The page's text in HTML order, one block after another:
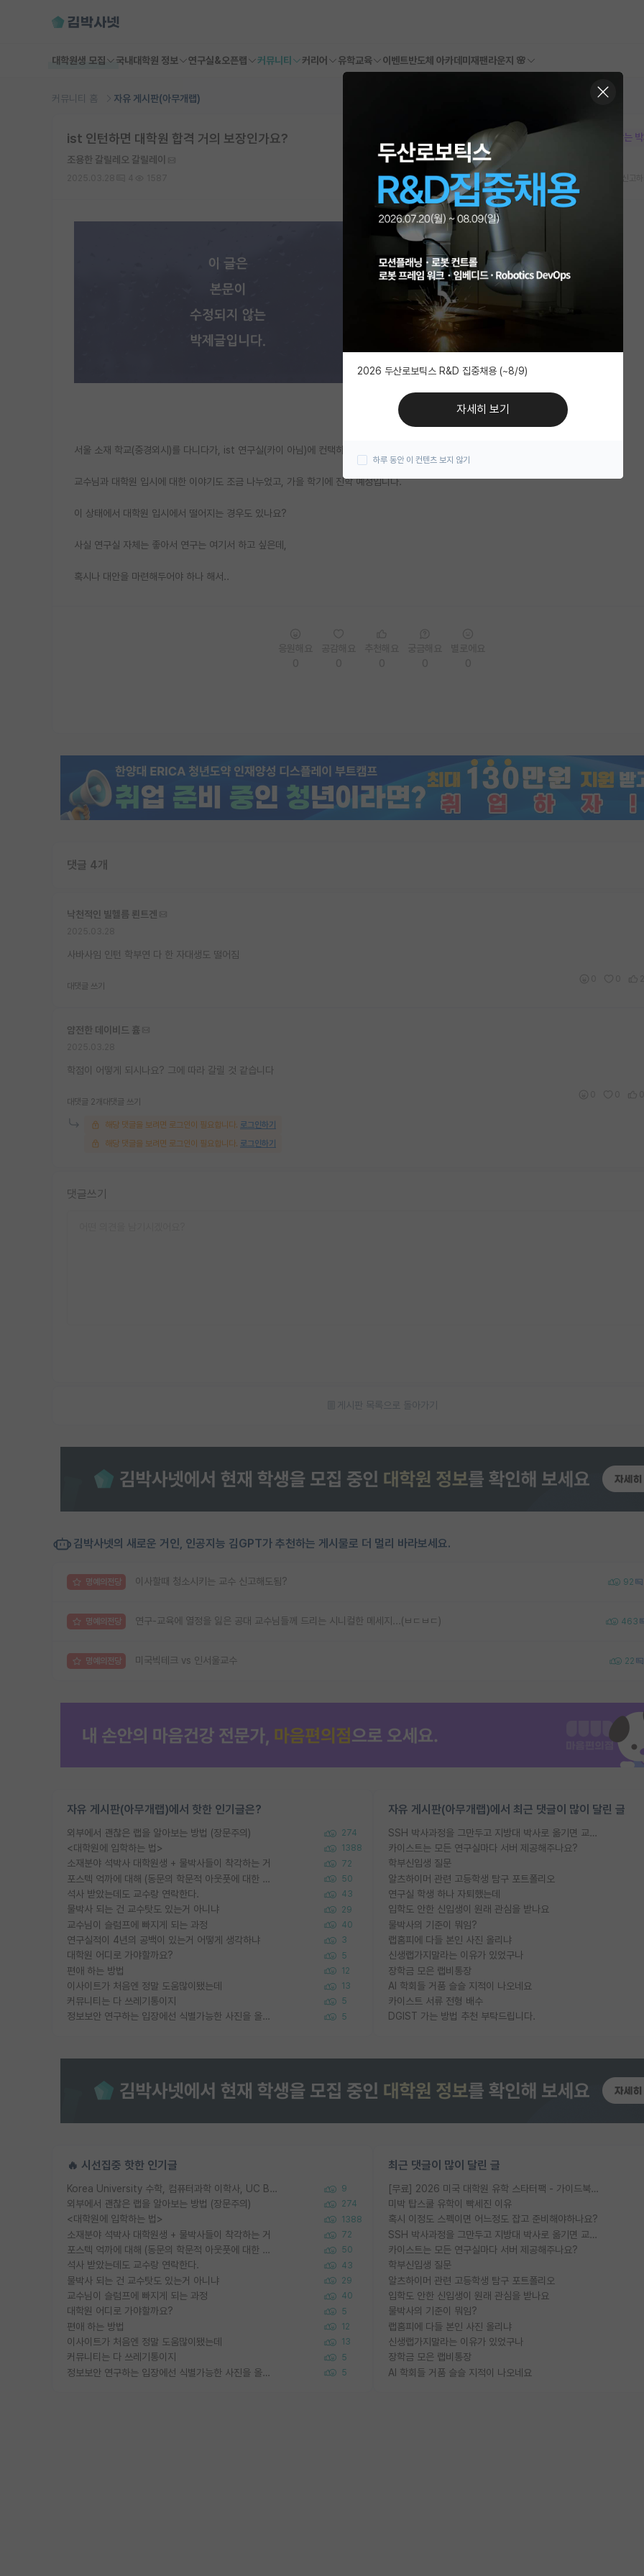
대학원생 모집 국내대학원 정보 연구실&오픈랩 커뮤니티 커리어 유학교육 이벤트반도체 아카데미 재팬라운지 🌸
커뮤니티 홈 자유 게시판(아무개랩)
본문이 수정되지 않는
ist 인턴하면 대학원 합격 거의 보장인가요?
조용한 갈릴레오 갈릴레이
서울 소재 학교(중경외시)를 다니다가, ist 연구실(카이 아님)에 컨택하여 인턴을 하고 있습니다.
교수님과 대학원 입시에 대한 이야기도 조금 나누었고, 가을 학기에 진학 예정입니다.
이 상태에서 대학원 입시에서 떨어지는 경우도 있나요?
사실 연구실 자체는 좋아서 연구는 여기서 하고 싶은데,
혹시나 대안을 마련해두어야 하나 해서..
댓글 4개
낙천적인 빌헬름 뢴트겐
사바사임 인턴 학부연 다 한 자대생도 떨어짐
대댓글 쓰기
얌전한 데이비드 흄
학점이 어떻게 되시나요? 그에 따라 갈릴 것 같습니다
대댓글 2개 대댓글 쓰기
해당 댓글을 보려면 로그인이 필요합니다. 로그인하기
해당 댓글을 보려면 로그인이 필요합니다. 로그인하기
댓글쓰기
게시판 목록으로 돌아가기
김박사넷의 새로운 거인, 인공지능 김GPT가 추천하는 게시물로 더 멀리 바라보세요.
명예의전당 이사할때 청소시키는 교수 신고해도됨? 92
명예의전당 연구-교육에 열정을 잃은 공대 교수님들께 드리는 시니컬한 메세지...(ㅂㄷㅂㄷ) 463
명예의전당 미국빅테크 vs 인서울교수 22
자유 게시판(아무개랩)에서 핫한 인기글은?
외부에서 괜찮은 랩을 알아보는 방법 (장문주의) 274
<대학원에 입학하는 법> 1388
소재분야 석박사 대학원생 + 물박사들이 착각하는 거 72
포스텍 억까에 대해 (동문의 학문적 아웃풋에 대한 반박) 50
석사 받았는데도 교수랑 연락한다. 43
물박사 되는 건 교수탓도 있는거 아니냐 29
교수님이 슬럼프에 빠지게 되는 과정 40
연구실적이 4년의 공백이 있는거 어떻게 생각하냐 3
대학원 어디로 가야할까요? 5
편애 하는 방법 12
이사이트가 처음엔 정말 도움많이됐는데 13
커뮤니티는 다 쓰레기통이지 5
정보보안 연구하는 입장에선 식별가능한 사진을 올리는건 비추이긴함 5
자유 게시판(아무개랩)에서 최근 댓글이 많이 달린 글
SSH 박사과정을 그만두고 지방대 박사로 옮기면 교수의 꿈은 끝일까요?
카이스트는 모든 연구실마다 서버 제공해주나요?
학부신입생 질문
알츠하이머 관련 고등학생 탐구 포트폴리오
연구실 학생 하나 자퇴했는데
입학도 안한 신입생이 원래 관심을 받나요
물박사의 기준이 뭐임?
랩홈피에 다들 본인 사진 올리냐
신생랩가지말라는 이유가 있었구나
장학금 모은 랩비통장
AI 학회들 거품 슬슬 지적이 나오네요
카이스트 서류 전형 배수
DGIST 가는 방법 추천 부탁드립니다.
🔥 시선집중 핫한 인기글
Korea University 수학, 컴퓨터과학 이학사, UC Berkeley 산업공학 대학원 공학박사가 되는 것은 쉽지 않겠죠? 9
외부에서 괜찮은 랩을 알아보는 방법 (장문주의) 274
<대학원에 입학하는 법> 1388
소재분야 석박사 대학원생 + 물박사들이 착각하는 거 72
포스텍 억까에 대해 (동문의 학문적 아웃풋에 대한 반박) 50
석사 받았는데도 교수랑 연락한다. 43
물박사 되는 건 교수탓도 있는거 아니냐 29
교수님이 슬럼프에 빠지게 되는 과정 40
대학원 어디로 가야할까요? 5
편애 하는 방법 12
이사이트가 처음엔 정말 도움많이됐는데 13
커뮤니티는 다 쓰레기통이지 5
정보보안 연구하는 입장에선 식별가능한 사진을 올리는건 비추이긴함 5
최근 댓글이 많이 달린 글
[무료] 2026 미국 대학원 유학 스타터팩 - 가이드북 & 합격자 컨택메일 템플릿
미박 탑스쿨 유학이 빡세진 이유
혹시 이정도 스펙이면 어느정도 잡고 준비해야하나요?
SSH 박사과정을 그만두고 지방대 박사로 옮기면 교수의 꿈은 끝일까요?
카이스트는 모든 연구실마다 서버 제공해주나요?
학부신입생 질문
알츠하이머 관련 고등학생 탐구 포트폴리오
입학도 안한 신입생이 원래 관심을 받나요
물박사의 기준이 뭐임?
랩홈피에 다들 본인 사진 올리냐
신생랩가지말라는 이유가 있었구나
장학금 모은 랩비통장
AI 학회들 거품 슬슬 지적이 나오네요
2026 두산로보틱스 R&D 집중채용 (~8/9)
자세히 보기
하루 동안 이 컨텐츠 보지 않기